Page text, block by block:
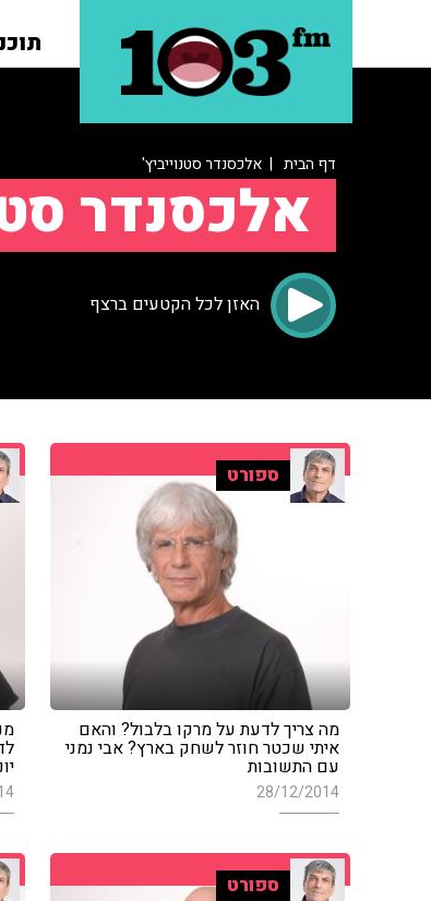
דף הבית | אלכסנדר סטנוייביץ'
אלכסנדר
האזן לכל הקטעים ברצף
ספורט
מה צריך לדעת על מרקו בלבול? והאם
איתי שכטר חוזר לשחק בארץ? אבי נמני
עם התשובות
28/12/2014
ספורט